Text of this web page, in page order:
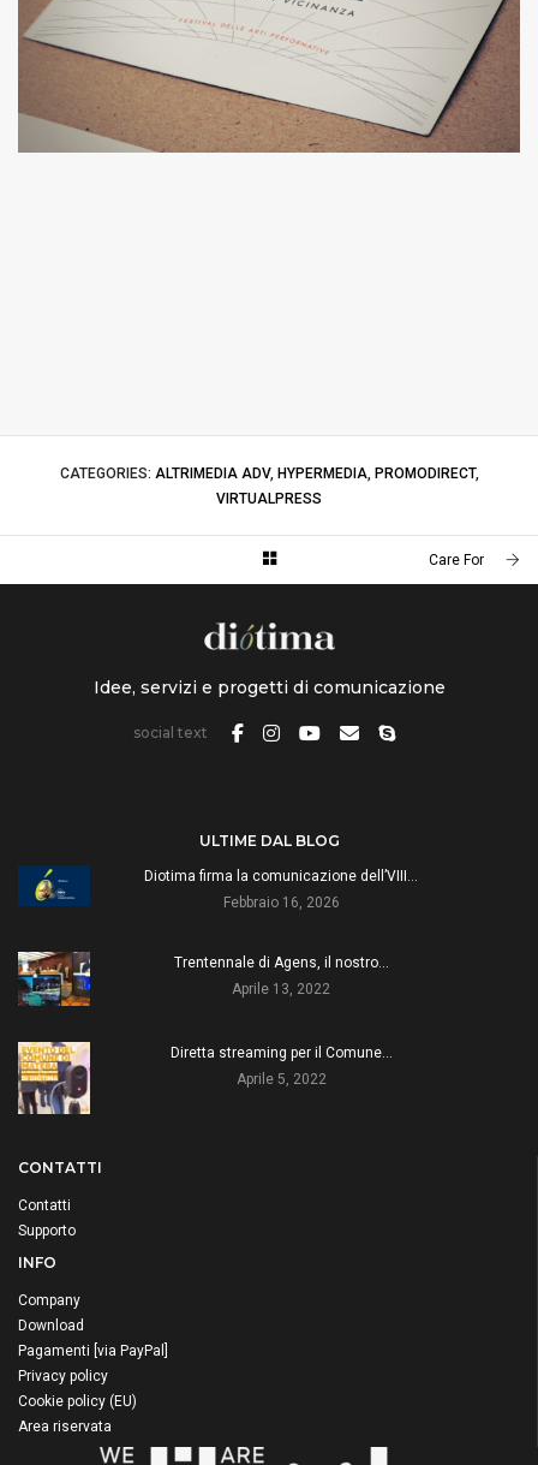
CATEGORIES: ALTRIMEDIA ADV, HYPERMEDIA, PROMODIRECT,
VIRTUALPRESS
Care For
Idee, servizi e progetti di comunicazione
social text
ULTIME DAL BLOG
Diotima firma la comunicazione dell’VIII…
Febbraio 16, 2026
Trentennale di Agens, il nostro…
Aprile 13, 2022
Diretta streaming per il Comune…
Aprile 5, 2022
CONTATTI
Contatti
Supporto
INFO
Company
Download
Pagamenti [via PayPal]
Privacy policy
Cookie policy (EU)
Area riservata